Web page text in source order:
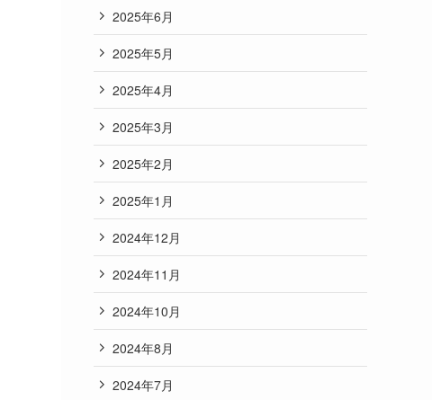
2025年6月
2025年5月
2025年4月
2025年3月
2025年2月
2025年1月
2024年12月
2024年11月
2024年10月
2024年8月
2024年7月